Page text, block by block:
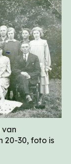
van
20-30, foto is